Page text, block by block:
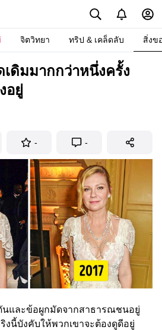
จิตวิทยา ทริป & เคล็ดลับ สิ่งข
ดิมมากกว่าหนึ่งครั้ง
อยู่
- -
นและข้อผูกมัดจากสาธารณชนอยู่
งนี้บังคับให้พวกเขาจะต้องดูดีอยู่